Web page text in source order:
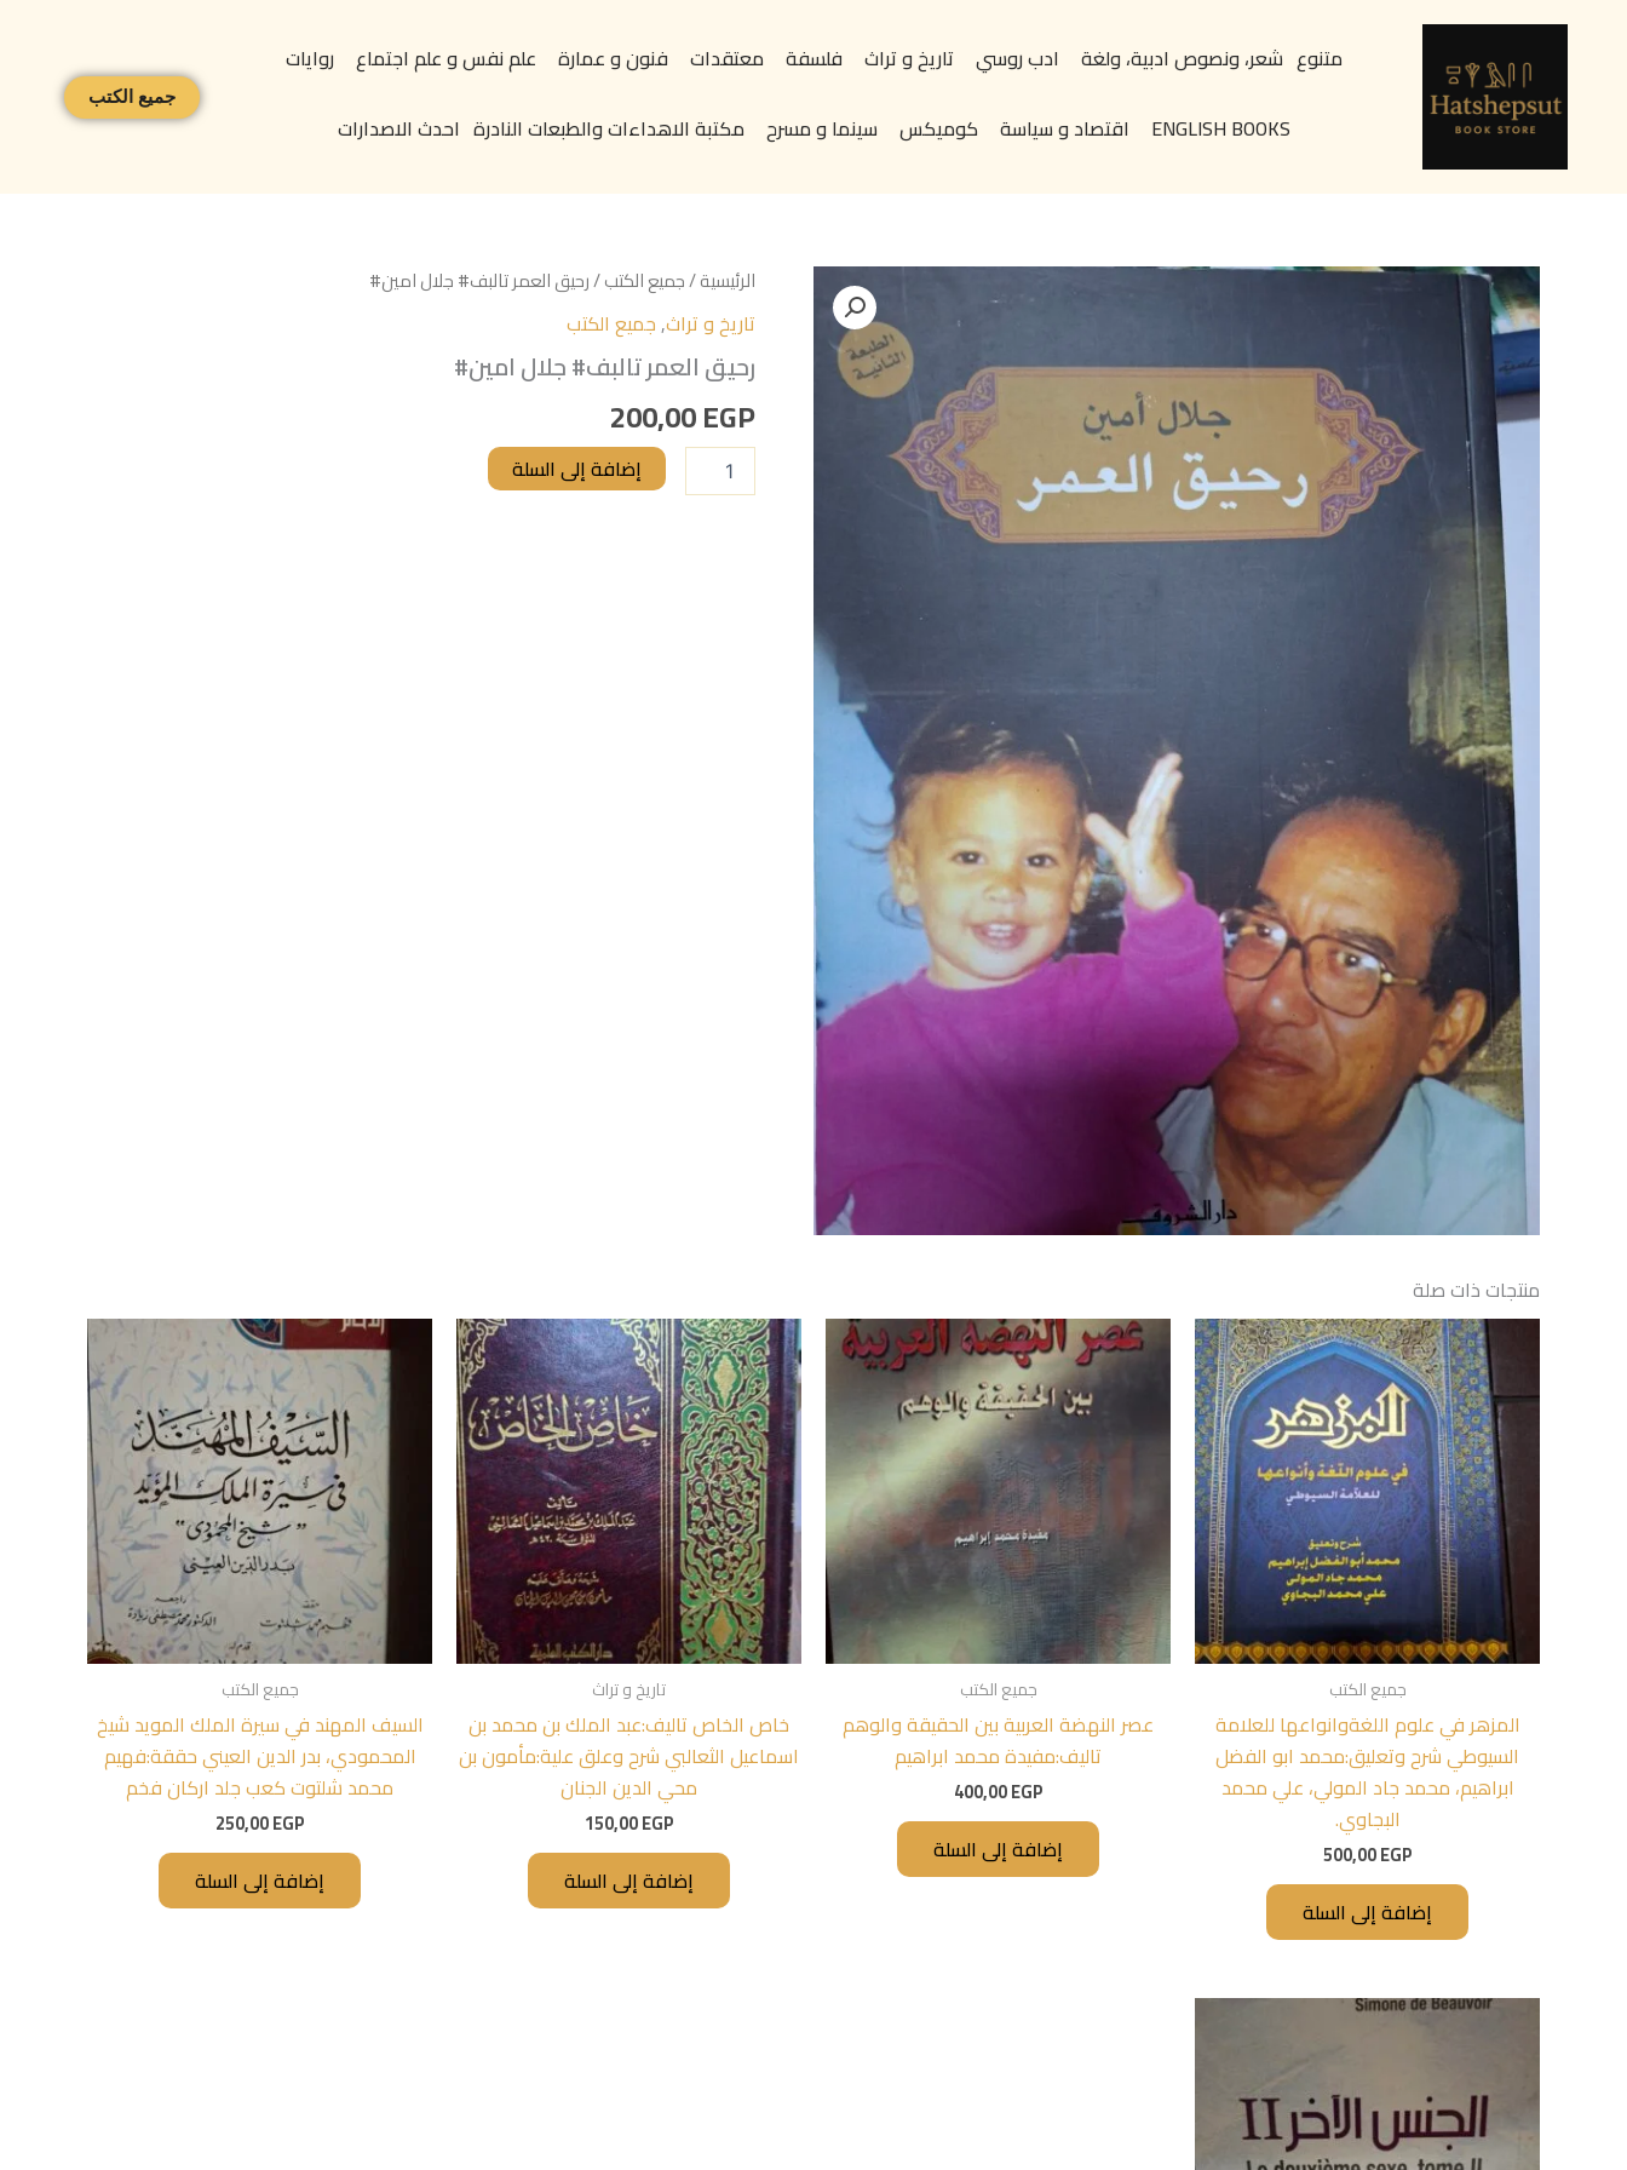
content
متنوع شعر، ونصوص ادبية، ولغة ادب روسي تاريخ و تراث فلسفة معتقدات فنون و عمارة علم نفس و علم اجتماع
روايات
ENGLISH BOOKS
اقتصاد و سياسة كوميكس سينما و مسرح مكتبة الاهداءات والطبعات النادرة احدث الاصدارات
جميع الكتب
الرئيسية/جميع الكتب/ رحيق العمر تالبف# جلال امين#
تاريخ و تراث,جميع الكتب
رحيق العمر تالبف# جلال امين#
200,00EGP
كمية
رحيق
العمر
جلال
إضافة إلى السلة
منتجات ذات صلة
جميع الكتب
المزهر في علوم اللغةوانواعها للعلامة
السيوطي شرح وتعليق:محمد ابو الفضل
ابراهيم، محمد جاد المولي، علي محمد
البجاوي.
500,00EGP
إضافة إلى السلة
جميع الكتب
عصر النهضة العربية بين الحقيقة والوهم
تاليف:مفيدة محمد ابراهيم
400,00EGP
إضافة إلى السلة
تاريخ و تراث
خاص الخاص تاليف:عبد الملك بن محمد بن
اسماعيل الثعالبي شرح وعلق علية:مأمون بن
محي الدين الجنان
150,00EGP
إضافة إلى السلة
جميع الكتب
السيف المهند في سيرة الملك المويد شيخ
المحمودي، بدر الدين العيني حققة:فهيم
محمد شلتوت كعب جلد اركان فخم
250,00EGP
إضافة إلى السلة